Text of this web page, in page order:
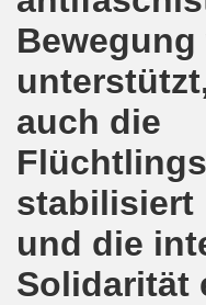
Bewegung
auch die
stabilisiert
und die
Solidarität
feiert am
Bewegung fordert
Bewegung findet
vor dem
Montagsdemo-